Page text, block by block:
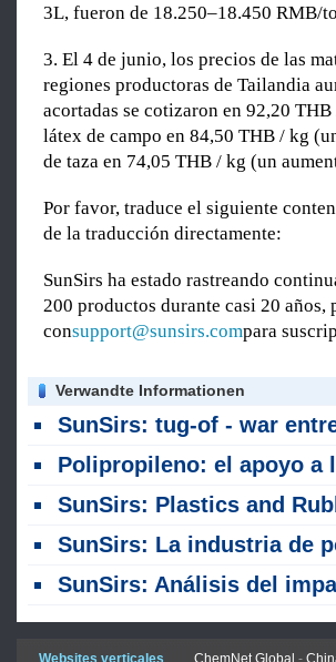
3L, fueron de 18.250–18.450 RMB/
3. El 4 de junio, los precios de las
regiones productoras de Tailandia
acortadas se cotizaron en 92,20
látex de campo en 84,50 THB / kg
de taza en 74,05 THB / kg (un
Por favor, traduce el siguiente
de la traducción directamente:
SunSirs ha estado rastreando
200 productos durante casi 20
consupport@sunsirs.compara
Verwandte Informationen
SunSirs: tug-of - war entre costos y demanda - Los precios del PP de
Polipropileno: el apoyo a los costos y la reducción de la oferta y la demanda impulsan la
SunSirs: Plastics and Rubber Industries Bulk
SunSirs: La industria de poliolefinas de
SunSirs: Análisis del impacto de los datos de
Websites verticales ChemNet Global -